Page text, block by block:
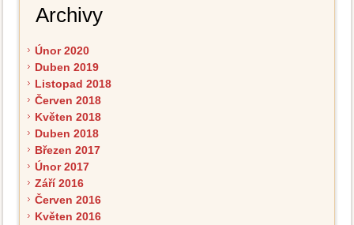
Archivy
Únor 2020
Duben 2019
Listopad 2018
Červen 2018
Květen 2018
Duben 2018
Březen 2017
Únor 2017
Září 2016
Červen 2016
Květen 2016